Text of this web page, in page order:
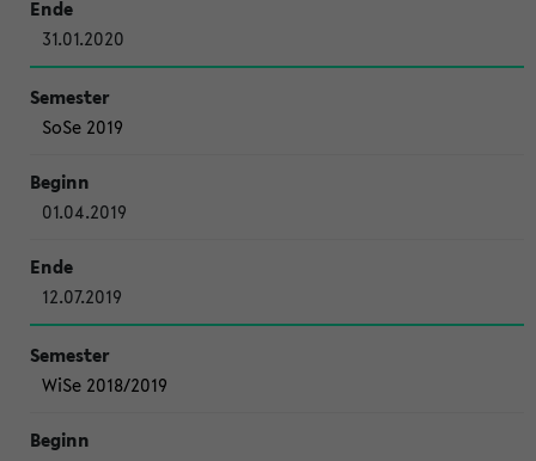
31.01.2020
SoSe 2019
01.04.2019
12.07.2019
WiSe 2018/2019